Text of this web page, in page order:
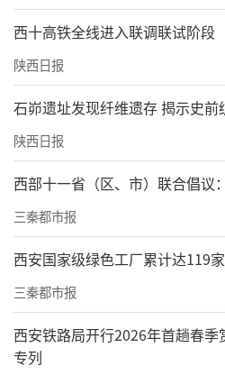
西十高铁全线进入联调联试阶段
陕西日报
石峁遗址发现纤维遗存 揭示史前
陕西日报
西部十一省（区、市）联合倡议
三秦都市报
西安国家级绿色工厂累计达119家
三秦都市报
西安铁路局开行2026年首趟春季
专列